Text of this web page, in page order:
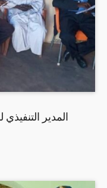
المدير